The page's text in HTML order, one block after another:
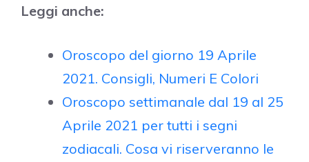
Leggi anche:
Oroscopo del giorno 19 Aprile
2021. Consigli, Numeri E Colori
Oroscopo settimanale dal 19 al 25
Aprile 2021 per tutti i segni
zodiacali. Cosa vi riserveranno le